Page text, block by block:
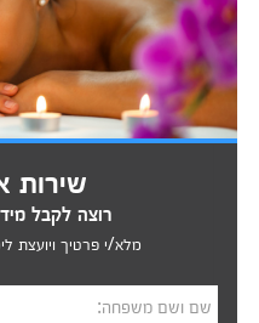
שירות
רוצה לקבל
מלא/י פרטיך ויועצת
שם ושם משפחה: